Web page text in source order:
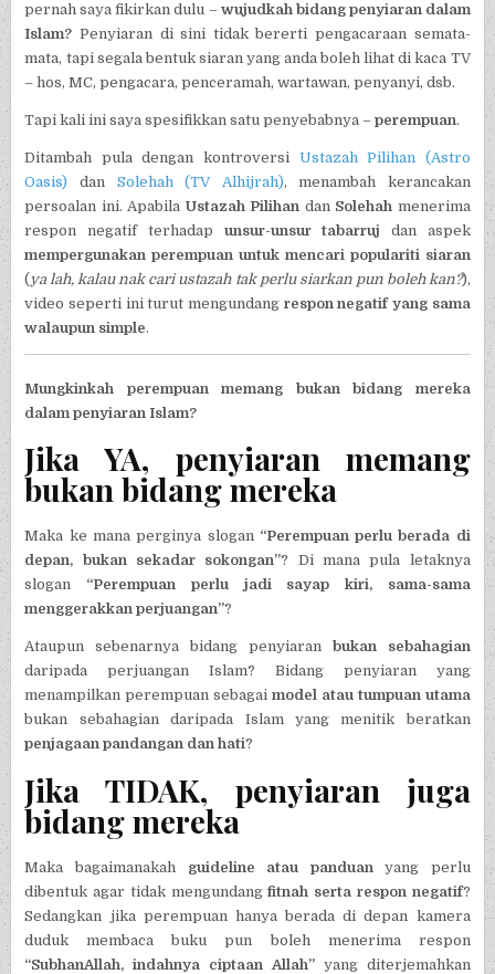
pernah saya fikirkan dulu – wujudkah bidang penyiaran dalam
Islam? Penyiaran di sini tidak bererti pengacaraan semata-
mata, tapi segala bentuk siaran yang anda boleh lihat di kaca TV
– hos, MC, pengacara, penceramah, wartawan, penyanyi, dsb.
Tapi kali ini saya spesifikkan satu penyebabnya –perempuan.
Ditambah pula dengan kontroversi Ustazah Pilihan (Astro
Oasis) dan Solehah (TV Alhijrah), menambah kerancakan
persoalan ini. Apabila Ustazah Pilihan dan Solehah menerima
respon negatif terhadap unsur-unsur tabarruj dan aspek
mempergunakan perempuan untuk mencari populariti siaran
(ya lah, kalau nak cari ustazah tak perlu siarkan pun boleh kan?),
video seperti ini turut mengundang respon negatif yang sama
walaupun simple.
Mungkinkah perempuan memang bukan bidang mereka
dalam penyiaran Islam?
Jika YA, penyiaran memang
bukan bidang mereka
Maka ke mana perginya slogan “Perempuan perlu berada di
depan, bukan sekadar sokongan”? Di mana pula letaknya
slogan “Perempuan perlu jadi sayap kiri, sama-sama
menggerakkan perjuangan”?
Ataupun sebenarnya bidang penyiaran bukan sebahagian
daripada perjuangan Islam? Bidang penyiaran yang
menampilkan perempuan sebagai model atau tumpuan utama
bukan sebahagian daripada Islam yang menitik beratkan
penjagaan pandangan dan hati?
Jika TIDAK, penyiaran juga
bidang mereka
Maka bagaimanakah guideline atau panduan yang perlu
dibentuk agar tidak mengundangfitnah serta respon negatif?
Sedangkan jika perempuan hanya berada di depan kamera
duduk membaca buku pun boleh menerima respon
“SubhanAllah, indahnya ciptaan Allah”yang diterjemahkan